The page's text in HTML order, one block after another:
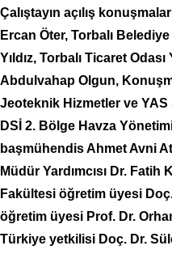
Çalıştayın açılış
Ercan Öter, Torbalı
Yıldız, Torbalı Ticaret
Abdulvahap Olgun,
Jeoteknik Hizmetler ve
DSİ 2. Bölge Havza
başmühendis Ahmet Avni
Müdür Yardımcısı Dr. Fatih
Fakültesi öğretim üyesi
öğretim üyesi Prof. Dr.
Türkiye yetkilisi Doç. Dr.